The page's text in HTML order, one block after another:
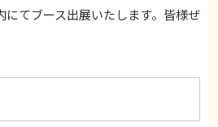
てブース出展いたします。皆様ぜ